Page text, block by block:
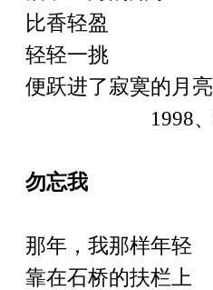
比香轻盈
轻轻一挑
便跃进了寂寞的月亮
1998、
勿忘我
那年，我那样年轻
靠在石桥的扶栏上